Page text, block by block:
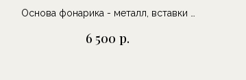
Основа фонарика - металл, вставки -
6 панно с рисунком, выполнен в
6 500 р.